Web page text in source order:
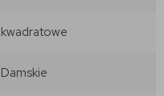
kwadratowe
Damskie